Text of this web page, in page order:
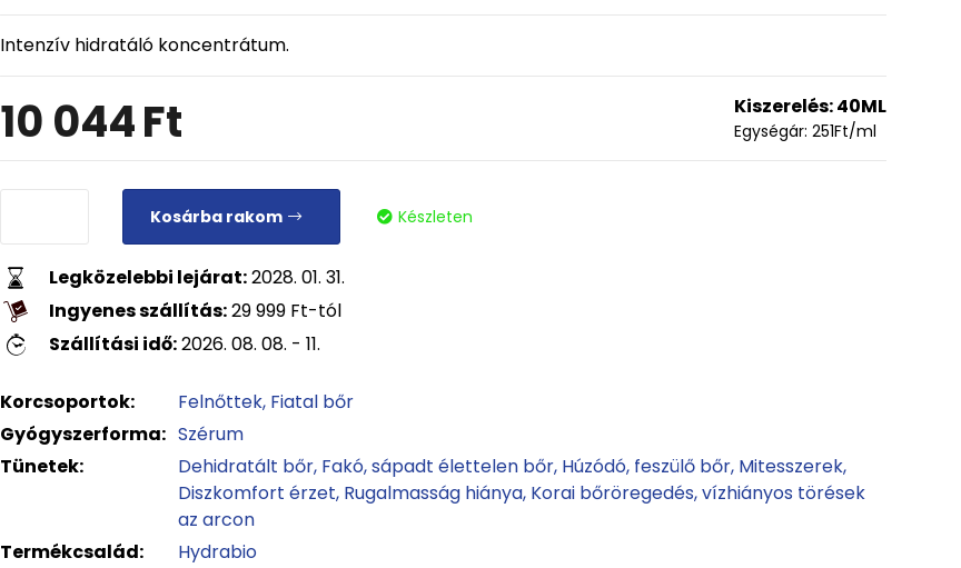
Intenzív hidratáló koncentrátum.
10 044Ft Kiszerelés:40ML
Egységár: 251Ft/ml
Kosárba rakom Készleten
Legközelebbi lejárat:2028. 01. 31.
Ingyenes szállítás:29 999 Ft-tól
Szállítási idő:2026. 08. 08. - 11.
Korcsoportok: Felnőttek Fiatal bőr
Gyógyszerforma: Szérum
Tünetek:
Dehidratált bőr Fakó, sápadt élettelen bőr Húzódó, feszülő bőr Mitesszerek
Diszkomfort érzet Rugalmasság hiánya Korai bőröregedés, vízhiányos törések
az arcon
Termékcsalád:
Hydrabio